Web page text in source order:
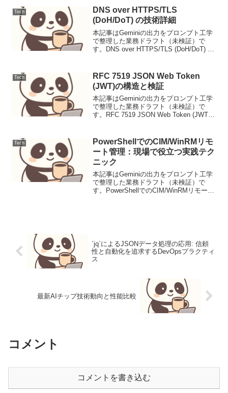
ぜその回答に至...
Tech
DNS over HTTPS/TLS
(DoH/DoT) の技術詳細
本記事はGeminiの出力をプロンプト工学
で整理した業務ドラフト（未検証）で
す。DNS over HTTPS/TLS (DoH/DoT) の
つか...
Tech
RFC 7519 JSON Web Token
(JWT)の構造と検証
本記事はGeminiの出力をプロンプト工学
で整理した業務ドラフト（未検証）で
す。RFC 7519 JSON Web Token (JWT)
につれて、ステートレスな...
Tech
PowerShellでのCIM/WinRMリモ
ート管理：現場で役立つ実践テク
ニック
本記事はGeminiの出力をプロンプト工学
で整理した業務ドラフト（未検証）で
す。PowerShellでのCIM/WinRMリモート
`jq`によるJSONデータ処理の応用: 信頼
性と自動化を追求するDevOpsプラクティ
ス
最新AIチップ技術動向と性能比較
コメント
コメントを書き込む